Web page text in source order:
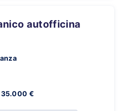
autofficina
€